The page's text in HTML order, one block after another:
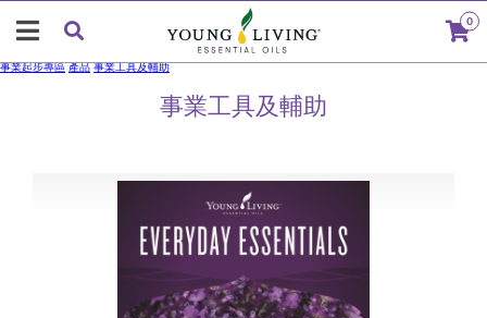
0
事業工具及輔助
事業起步專區 產品 事業工具及輔助